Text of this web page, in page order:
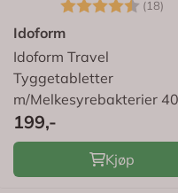
Karakter: (18)
Idoform
Idoform Travel
Tyggetabletter
m/Melkesyrebakterier
199,-
Kjøp